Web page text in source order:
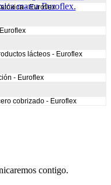
- Euroflex
lácteos - Euroflex
- Euroflex
cobrizado - Euroflex
contigo.